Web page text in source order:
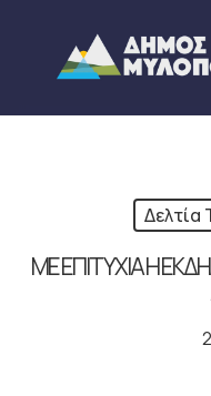
content
Δελτία
ΜΕ ΕΠΙΤΥΧΙΑ Η